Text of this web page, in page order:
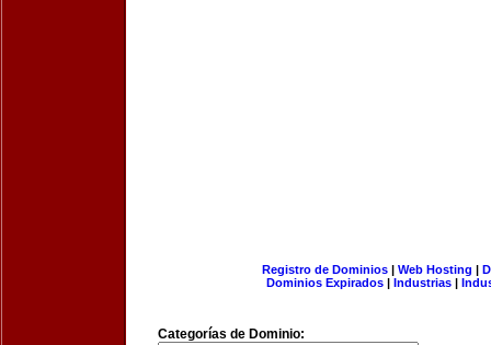
Registro de Dominios| Web Hosting |
Dominios Expirados | Industrias |
Categorías de Dominio: